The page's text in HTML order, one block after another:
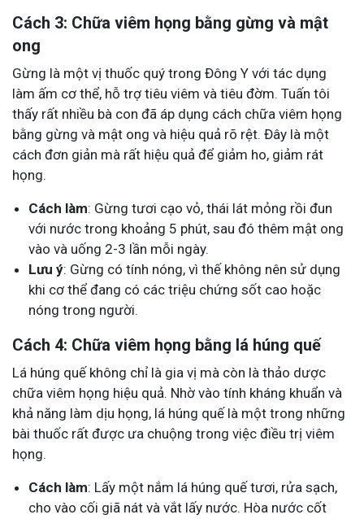
Cách 3: Chữa viêm họng bằng gừng và mật
ong
Gừng là một vị thuốc quý trong Đông Y với tác dụng
làm ấm cơ thể, hỗ trợ tiêu viêm và tiêu đờm. Tuấn tôi
thấy rất nhiều bà con đã áp dụng cách chữa viêm họng
bằng gừng và mật ong và hiệu quả rõ rệt. Đây là một
cách đơn giản mà rất hiệu quả để giảm ho, giảm rát
họng.
Cách làm: Gừng tươi cạo vỏ, thái lát mỏng rồi đun
với nước trong khoảng 5 phút, sau đó thêm mật ong
vào và uống 2-3 lần mỗi ngày.
Lưu ý: Gừng có tính nóng, vì thế không nên sử dụng
khi cơ thể đang có các triệu chứng sốt cao hoặc
nóng trong người.
Cách 4: Chữa viêm họng bằng lá húng quế
Lá húng quế không chỉ là gia vị mà còn là thảo dược
chữa viêm họng hiệu quả. Nhờ vào tính kháng khuẩn và
khả năng làm dịu họng, lá húng quế là một trong những
bài thuốc rất được ưa chuộng trong việc điều trị viêm
họng.
Cách làm: Lấy một nắm lá húng quế tươi, rửa sạch,
cho vào cối giã nát và vắt lấy nước. Hòa nước cốt